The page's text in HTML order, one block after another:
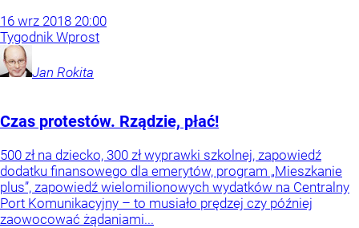
16 wrz 2018 20:00
Tygodnik Wprost
Jan Rokita
Czas protestów. Rządzie, płać!
500 zł na dziecko, 300 zł wyprawki szkolnej, zapowiedź
dodatku finansowego dla emerytów, program „Mieszkanie
plus”, zapowiedź wielomilionowych wydatków na Centralny
Port Komunikacyjny – to musiało prędzej czy później
zaowocować żądaniami...